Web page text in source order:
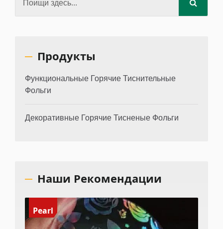
Продукты
Функциональные Горячие Тиснительные
Фольги
Декоративные Горячие Тисненые Фольги
Наши Рекомендации
Pearl